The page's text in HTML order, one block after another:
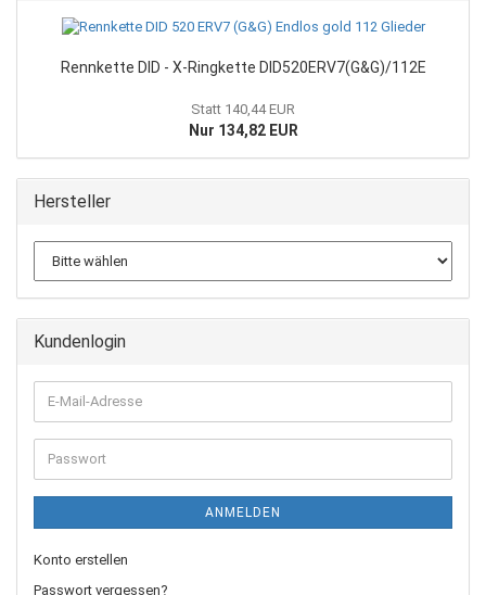
Rennkette DID - X-Ringkette DID520ERV7(G&G)/112E
Statt 140,44 EUR
Nur 134,82 EUR
Hersteller
Kundenlogin
E-
Mail-
Adresse
Passwort
ANMELDEN
Konto erstellen
Passwort vergessen?